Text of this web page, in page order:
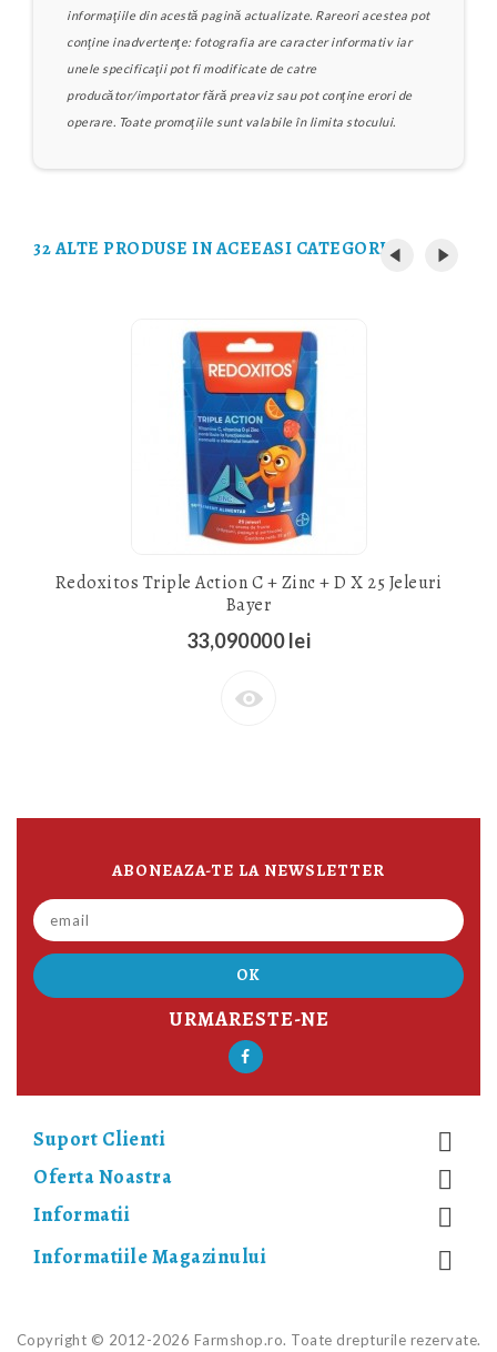
informaţiile din acestă pagină actualizate. Rareori acestea pot
conţine inadvertenţe: fotografia are caracter informativ iar
unele specificaţii pot fi modificate de catre
producător/importator fără preaviz sau pot conţine erori de
operare. Toate promoţiile sunt valabile în limita stocului.
32 ALTE PRODUSE IN ACEEASI CATEGORIE:
Redoxitos Triple Action C + Zinc + D X 25 Jeleuri
Bayer
33,090000 lei
ABONEAZA-TE LA NEWSLETTER
URMARESTE-NE
Suport Clienti 
Oferta Noastra 
Informatii 
Informatiile Magazinului 
Copyright © 2012-2026 Farmshop.ro. Toate drepturile rezervate.